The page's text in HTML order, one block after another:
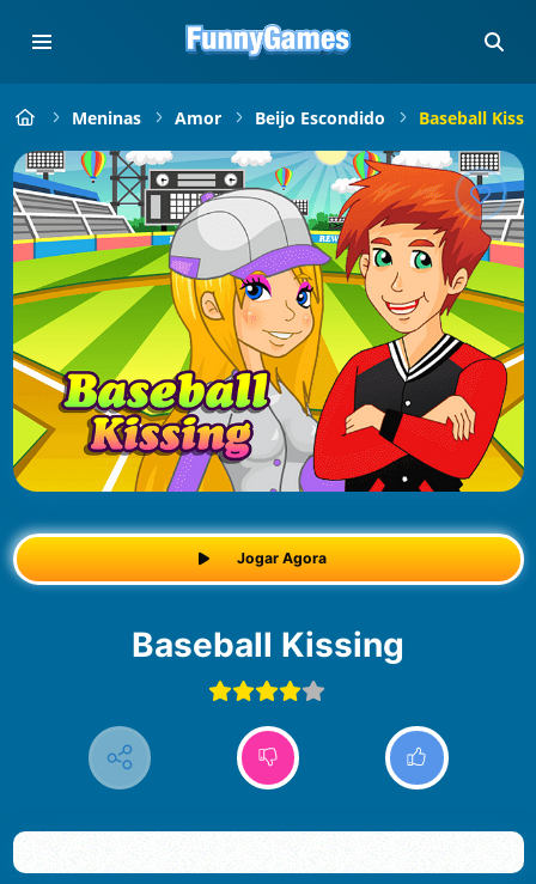
Meninas Amor Beijo Escondido Baseball
Jogar Agora
Baseball Kissing